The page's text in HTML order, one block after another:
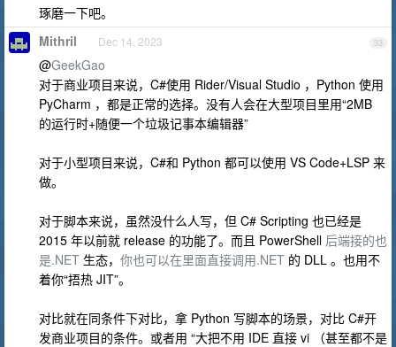
琢磨一下吧。
33
Mithril Dec 14, 2023
@GeekGao
对于商业项目来说，C#使用 Rider/Visual Studio ，Python 使用
PyCharm ，都是正常的选择。没有人会在大型项目里用“2MB
的运行时+随便一个垃圾记事本编辑器”
对于小型项目来说，C#和 Python 都可以使用 VS Code+LSP 来
做。
对于脚本来说，虽然没什么人写，但 C# Scripting 也已经是
2015 年以前就 release 的功能了。而且 PowerShell 后端接的也
是.NET 生态， 你也可以在里面直接调用.NET 的 DLL 。也用不
着你“捂热 JIT”。
对比就在同条件下对比，拿 Python 写脚本的场景，对比 C#开
发商业项目的条件。或者用 “大把不用 IDE 直接 vi （甚至都不是